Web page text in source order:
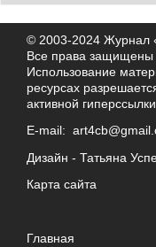
© 2003-2024
Все права защищены
Использование
ресурсах
активной
E-mail:
Дизайн - Татьяна
Карта сайта
Главная